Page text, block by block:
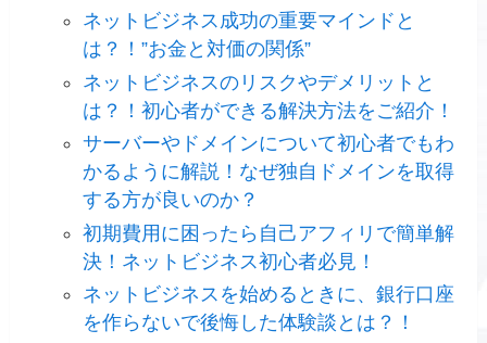
ネットビジネス成功の重要マインドと
は？！”お金と対価の関係”
ネットビジネスのリスクやデメリットと
は？！初心者ができる解決方法をご紹介！
サーバーやドメインについて初心者でもわ
かるように解説！なぜ独自ドメインを取得
する方が良いのか？
初期費用に困ったら自己アフィリで簡単解
決！ネットビジネス初心者必見！
ネットビジネスを始めるときに、銀行口座
を作らないで後悔した体験談とは？！